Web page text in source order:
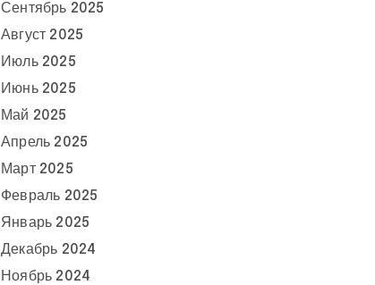
Сентябрь 2025
Август 2025
Июль 2025
Июнь 2025
Май 2025
Апрель 2025
Март 2025
Февраль 2025
Январь 2025
Декабрь 2024
Ноябрь 2024